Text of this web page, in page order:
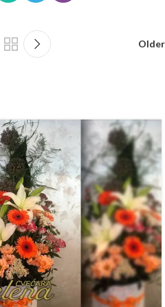
Older